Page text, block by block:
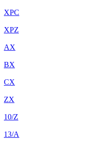
XPC
XPZ
AX
BX
CX
ZX
10/Z
13/A